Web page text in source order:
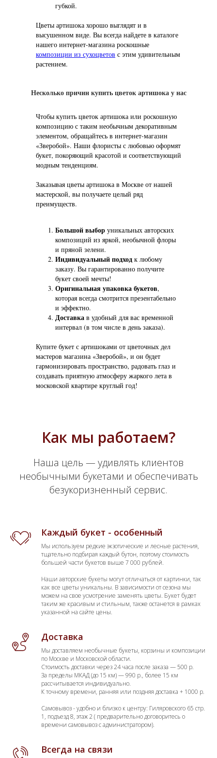
губкой.
Цветы артишока хорошо выглядят и в
высушенном виде. Вы всегда найдете в каталоге
нашего интернет-магазина роскошные
композиции из сухоцветов с этим удивительным
растением.
Несколько причин купить цветок артишока у нас
Чтобы купить цветок артишока или роскошную
композицию с таким необычным декоративным
элементом, обращайтесь в интернет-магазин
«Зверобой». Наши флористы с любовью оформят
букет, покоряющий красотой и соответствующий
модным тенденциям.
Заказывая цветы артишока в Москве от нашей
мастерской, вы получаете целый ряд
преимуществ.
Большой выбор уникальных авторских
композиций из яркой, необычной флоры
и пряной зелени.
Индивидуальный подход к любому
заказу. Вы гарантированно получите
букет своей мечты!
Оригинальная упаковка букетов,
которая всегда смотрится презентабельно
и эффектно.
Доставка в удобный для вас временной
интервал (в том числе в день заказа).
Купите букет с артишоками от цветочных дел
мастеров магазина «Зверобой», и он будет
гармонизировать пространство, радовать глаз и
создавать приятную атмосферу жаркого лета в
московской квартире круглый год!
Как мы работаем?
Наша цель — удивлять клиентов
необычными букетами и обеспечивать
безукоризненный сервис.
Каждый букет - особенный
Мы используем редкие экзотические и лесные растения,
тщательно подбирая каждый бутон, поэтому стоимость
большей части букетов выше 7 000 рублей.
Наши авторские букеты могут отличаться от картинки, так
как все цветы уникальны. В зависимости от сезона мы
можем на свое усмотрение заменять цветы. Букет будет
таким же красивым и стильным, также останется в рамках
указанной на сайте цены.
Доставка
Мы доставляем необычные букеты, корзины и композиции
по Москве и Московской области.
Стоимость доставки через 24 часа после заказа — 500 р.
За пределы МКАД (до 15 км) — 990 р., более 15 км
рассчитывается индивидуально.
К точному времени, ранняя или поздняя доставка + 1000 р.
Самовывоз - удобно и близко к центру: Гиляровского 65 стр.
1, подъезд 8, этаж 2 ( предварительно договоритесь о
времени самовывоз с администратором).
Всегда на связи